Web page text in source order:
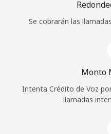
Se cobrarán las
Monto
Intenta Crédito de Voz
llamadas